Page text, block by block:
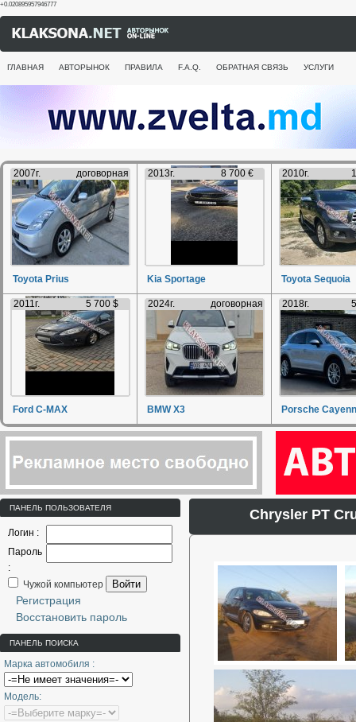
+0.020895957946777
ГЛАВНАЯ АВТОРЫНОК ПРАВИЛА F.A.Q. ОБРАТНАЯ СВЯЗЬ УСЛУГИ
2007г. договорная
Toyota Prius
2013г. 8 700 €
Kia Sportage
2010г.
Toyota Sequoia
2011г. 5 700 $
Ford C-MAX
2024г. договорная
BMW X3
2018г.
Porsche
ПАНЕЛЬ ПОЛЬЗОВАТЕЛЯ
Логин :
Пароль
:
Чужой компьютер
Войти
Регистрация
Восстановить пароль
ПАНЕЛЬ ПОИСКА
Марка автомобиля :
Модель:
Chrysler PT